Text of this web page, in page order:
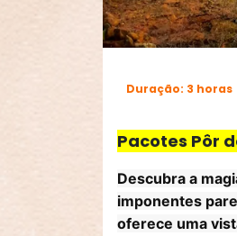
Duração: 3 horas
Pacotes Pôr
Descubra a
imponentes
oferece uma